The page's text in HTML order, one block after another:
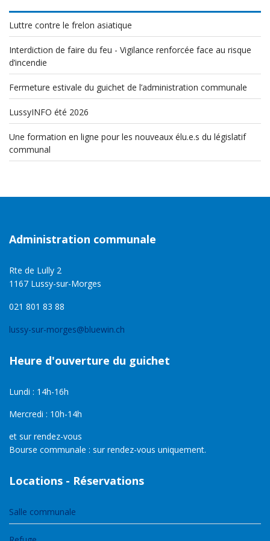
Luttre contre le frelon asiatique
Interdiction de faire du feu - Vigilance renforcée face au risque
d’incendie
Fermeture estivale du guichet de l’administration communale
LussyINFO été 2026
Une formation en ligne pour les nouveaux élu.e.s du législatif
communal
Administration communale
Rte de Lully 2
1167 Lussy-sur-Morges
021 801 83 88
lussy-sur-morges@bluewin.ch
Heure d'ouverture du guichet
Lundi : 14h-16h
Mercredi : 10h-14h
et sur rendez-vous
Bourse communale : sur rendez-vous uniquement.
Locations - Réservations
Salle communale